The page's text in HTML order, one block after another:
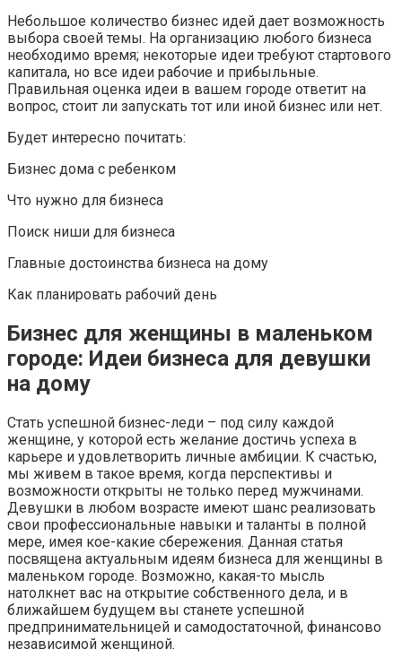
Небольшое количество бизнес идей дает возможность
выбора своей темы. На организацию любого бизнеса
необходимо время; некоторые идеи требуют стартового
капитала, но все идеи рабочие и прибыльные.
Правильная оценка идеи в вашем городе ответит на
вопрос, стоит ли запускать тот или иной бизнес или нет.
Будет интересно почитать:
Бизнес дома с ребенком
Что нужно для бизнеса
Поиск ниши для бизнеса
Главные достоинства бизнеса на дому
Как планировать рабочий день
Бизнес для женщины в маленьком
городе: Идеи бизнеса для девушки
на дому
Стать успешной бизнес-леди – под силу каждой
женщине, у которой есть желание достичь успеха в
карьере и удовлетворить личные амбиции. К счастью,
мы живем в такое время, когда перспективы и
возможности открыты не только перед мужчинами.
Девушки в любом возрасте имеют шанс реализовать
свои профессиональные навыки и таланты в полной
мере, имея кое-какие сбережения. Данная статья
посвящена актуальным идеям бизнеса для женщины в
маленьком городе. Возможно, какая-то мысль
натолкнет вас на открытие собственного дела, и в
ближайшем будущем вы станете успешной
предпринимательницей и самодостаточной, финансово
независимой женщиной.